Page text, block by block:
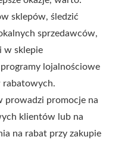
sklepów, śledzić
sprzedawców,
w sklepie
lojalnościowe
rabatowych.
prowadzi promocje na
klientów lub na
na rabat przy zakupie